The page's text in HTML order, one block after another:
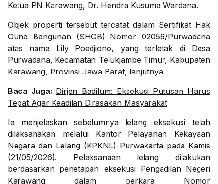
Ketua PN Karawang, Dr. Hendra Kusuma Wardana.
Objek properti tersebut tercatat dalam Sertifikat Hak
Guna Bangunan (SHGB) Nomor 02056/Purwadana
atas nama Lily Poedjiono, yang terletak di Desa
Purwadana, Kecamatan Telukjambe Timur, Kabupaten
Karawang, Provinsi Jawa Barat, lanjutnya.
Baca Juga: Dirjen Badilum: Eksekusi Putusan Harus
Tepat Agar Keadilan Dirasakan Masyarakat
Ia menjelaskan sebelumnya lelang eksekusi telah
dilaksanakan melalui Kantor Pelayanan Kekayaan
Negara dan Lelang (KPKNL) Purwakarta pada Kamis
(21/05/2026). Pelaksanaan lelang dilakukan
berdasarkan penetapan eksekusi Pengadilan Negeri
Karawang dalam perkara Nomor